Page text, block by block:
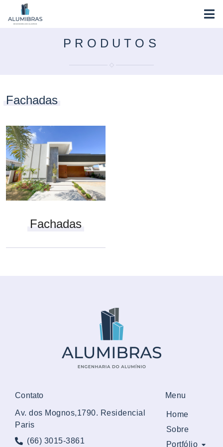
PRODUTOS
Fachadas
Fachadas
Contato
Av. dos Mognos,1790. Residencial
Paris
(66) 3015-3861
Menu
Home
Sobre
Portfólio